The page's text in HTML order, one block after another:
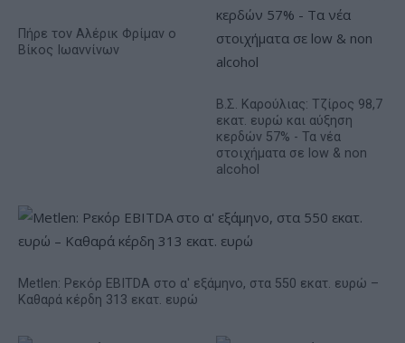
Πήρε τον Αλέρικ Φρίμαν ο
Βίκος Ιωαννίνων
Β.Σ. Καρούλιας: Τζίρος 98,7
εκατ. ευρώ και αύξηση
κερδών 57% - Τα νέα
στοιχήματα σε low & non
alcohol
Metlen: Ρεκόρ EBITDA στο α' εξάμηνο, στα 550 εκατ. ευρώ –
Καθαρά κέρδη 313 εκατ. ευρώ